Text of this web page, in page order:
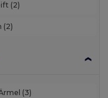
(2)
(2)
(3)